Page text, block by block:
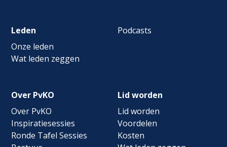
Leden
Onze leden
Wat leden zeggen
Podcasts
Over PvKO
Over PvKO
Inspiratiesessies
Ronde Tafel Sessies
Lid worden
Lid worden
Voordelen
Kosten